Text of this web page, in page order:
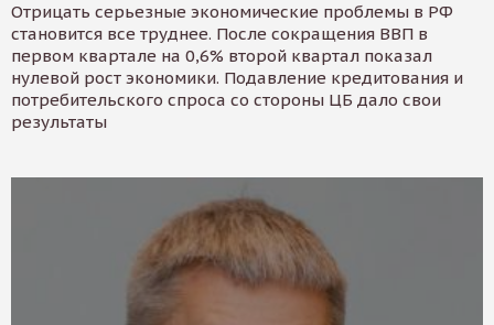
Отрицать серьезные экономические проблемы в РФ
становится все труднее. После сокращения ВВП в
первом квартале на 0,6% второй квартал показал
нулевой рост экономики. Подавление кредитования и
потребительского спроса со стороны ЦБ дало свои
результаты